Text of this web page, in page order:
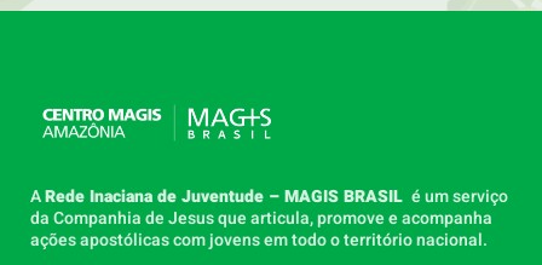
ARede Inaciana de Juventude – MAGIS BRASIL é um serviço
da Companhia de Jesus que articula, promove e acompanha
ações apostólicas com jovens em todo o território nacional.